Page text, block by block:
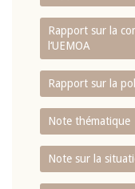
Rapport sur la
l‘UEMOA
Rapport sur la
Note thématique
Note sur la